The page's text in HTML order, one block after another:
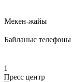
Мекен-жайы
Байланыс телефоны
1
Пресс центр